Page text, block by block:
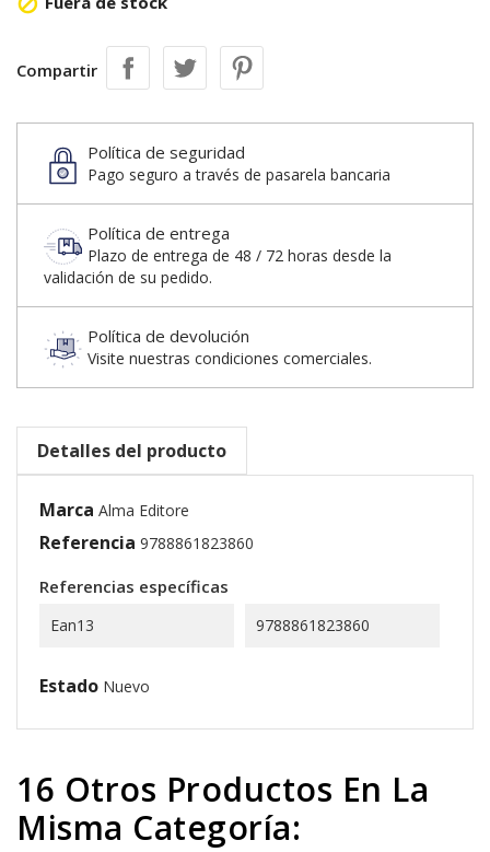

Compartir
Política de seguridad
Pago seguro a través de pasarela bancaria
Política de entrega
Plazo de entrega de 48 / 72 horas desde la
validación de su pedido.
Política de devolución
Visite nuestras condiciones comerciales.
Detalles del producto
Marca Alma Editore
Referencia 9788861823860
Referencias específicas
Ean13 9788861823860
Estado Nuevo
16 Otros Productos En La
Misma Categoría: